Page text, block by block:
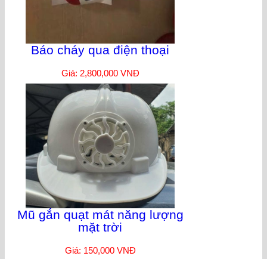
Báo cháy qua điện thoại
Giá: 2,800,000 VNĐ
Mũ gắn quạt mát năng lượng
mặt trời
Giá: 150,000 VNĐ